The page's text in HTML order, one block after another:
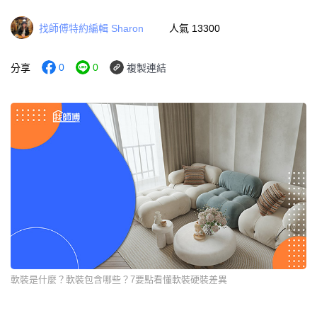
找師傅特約編輯 Sharon 人氣 13300
分享 0 0 複製連結
軟裝是什麼？軟裝包含哪些？7要點看懂軟裝硬裝差異